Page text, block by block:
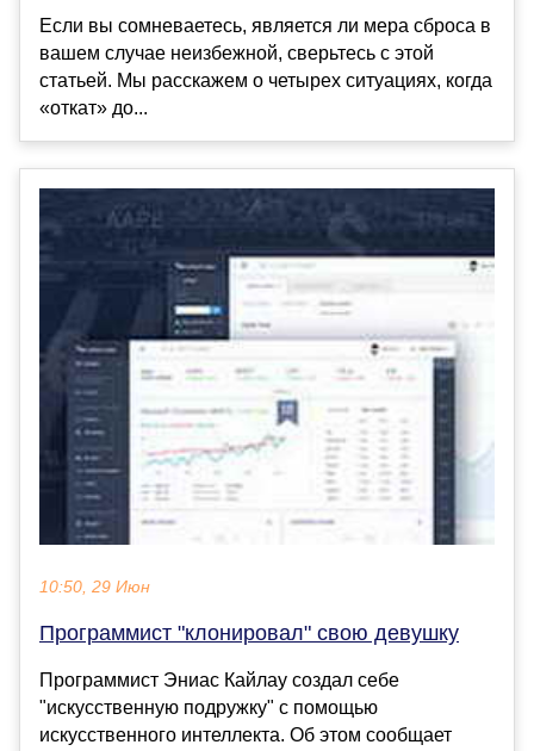
Если вы сомневаетесь, является ли мера сброса в
вашем случае неизбежной, сверьтесь с этой
статьей. Мы расскажем о четырех ситуациях, когда
«откат» до...
10:50, 29 Июн
Программист "клонировал" свою девушку
Программист Эниас Кайлау создал себе
"искусственную подружку" с помощью
искусственного интеллекта. Об этом сообщает